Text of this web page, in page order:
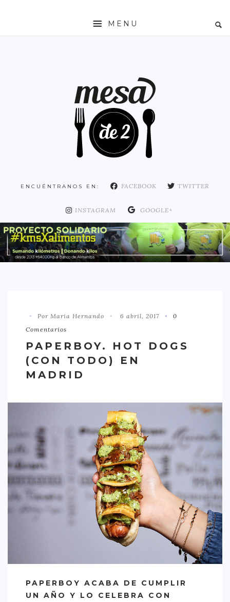
MENU
COMUNIDAD DE MADRID
DISTRITO ARGANZUELA
DISTRITO CHAMARTÍN
DISTRITO CHAMBERÍ
DISTRITO HORTALEZA
DISTRITO RETIRO
OTROS
ASIÁTICA
CARNES
CREATIVA
DULCE
FUSIÓN
SALUDABLE
ENCUÉNTRANOS EN: FACEBOOK TWITTER
INSTAGRAM GOOGLE+
Por Maria Hernando 6 abril, 2017
0
Comentarios
PAPERBOY. HOT DOGS
(CON TODO) EN
MADRID
PAPERBOY ACABA DE CUMPLIR
UN AÑO Y LO CELEBRA CON